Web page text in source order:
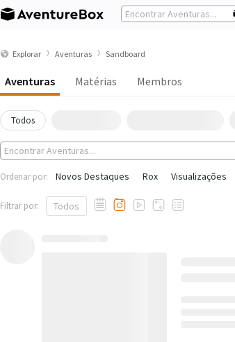
Explorar Aventuras Sandboard
Aventuras Matérias Membros
Todos
Ordenar por: Novos Destaques Rox Visualizações
Filtrar por: Todos